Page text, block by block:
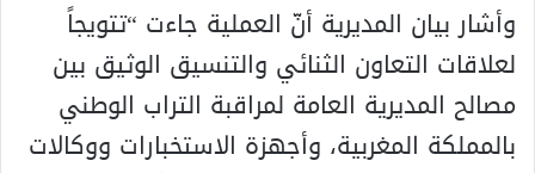
وأشار بيان المديرية أنّ العملية جاءت “تتويجاً
لعلاقات التعاون الثنائي والتنسيق الوثيق بين
مصالح المديرية العامة لمراقبة التراب الوطني
بالمملكة المغربية، وأجهزة الاستخبارات ووكالات